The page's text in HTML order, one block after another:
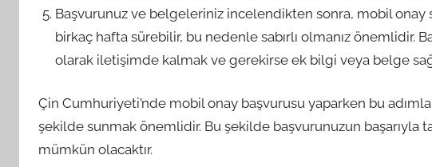
Başvurunuz ve belgeleriniz incelendikten sonra, mobil onay
birkaç hafta sürebilir, bu nedenle sabırlı olmanız önemlidir.
olarak iletişimde kalmak ve gerekirse ek bilgi veya belge
Çin Cumhuriyeti’nde mobil onay başvurusu yaparken bu
şekilde sunmak önemlidir. Bu şekilde başvurunuzun başarıyla
mümkün olacaktır.